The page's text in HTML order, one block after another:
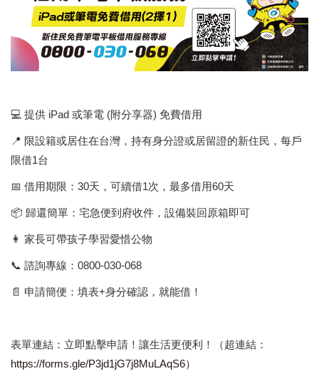
💻 提供 iPad 或筆電 (附分享器) 免費借用
📍 限設籍或居住在台灣，持有身分證或居留證的新住民，每戶
限借1台
📅 借用期限：30天，可續借1次，最多借用60天
📦 歸還簡單：宅急便到府收件，設備裝回原箱即可
👩 家長可帶孩子學習愛惜公物
📞 諮詢專線：0800-030-068
📄 申請簡便：填表+身分確認，就能借！
表單連結：立即點擊申請！讓生活更便利！（超連結：
https://forms.gle/P3jd1jG7j8MuLAqS6）